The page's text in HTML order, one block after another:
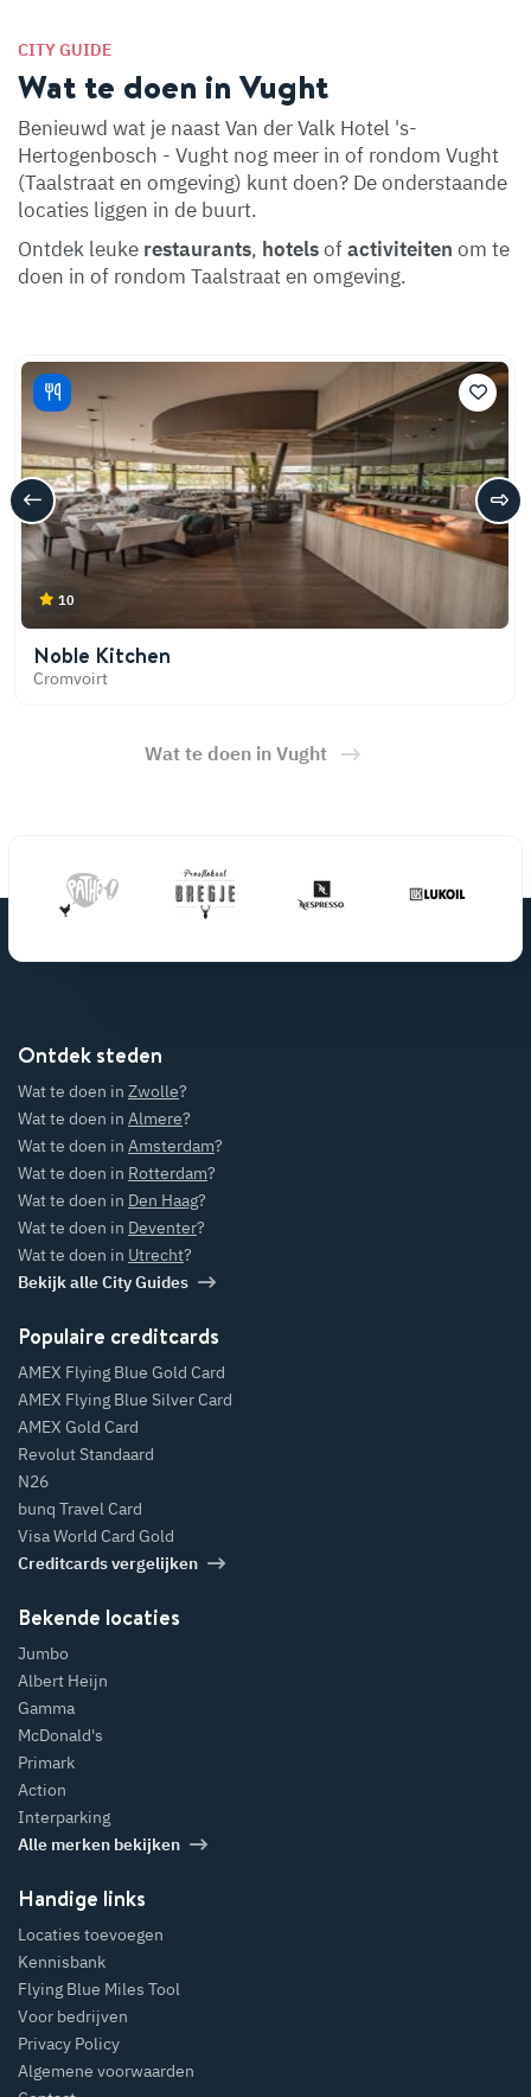
CITY GUIDE
Wat te doen in Vught
Benieuwd wat je naast Van der Valk Hotel 's-
Hertogenbosch - Vught nog meer in of rondom Vught
(Taalstraat en omgeving) kunt doen? De onderstaande
locaties liggen in de buurt.
Ontdek leuke restaurants, hotelsofactiviteiten om te
doen in of rondom Taalstraat en omgeving.
10
Noble Kitchen
Cromvoirt
Wat te doen in Vught
Ontdek steden
Wat te doen in Zwolle?
Wat te doen in Almere?
Wat te doen in Amsterdam?
Wat te doen in Rotterdam?
Wat te doen in Den Haag?
Wat te doen in Deventer?
Wat te doen in Utrecht?
Bekijk alle City Guides
Populaire creditcards
AMEX Flying Blue Gold Card
AMEX Flying Blue Silver Card
AMEX Gold Card
Revolut Standaard
N26
bunq Travel Card
Visa World Card Gold
Creditcards vergelijken
Bekende locaties
Jumbo
Albert Heijn
Gamma
McDonald's
Primark
Action
Interparking
Alle merken bekijken
Handige links
Locaties toevoegen
Kennisbank
Flying Blue Miles Tool
Voor bedrijven
Privacy Policy
Algemene voorwaarden